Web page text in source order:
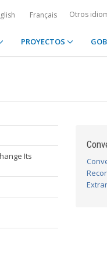
Français Otros
PROYECTOS
Its